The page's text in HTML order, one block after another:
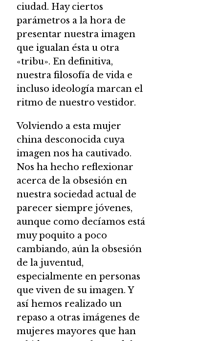
ciudad. Hay ciertos
parámetros a la hora de
presentar nuestra imagen
que igualan ésta u otra
«tribu». En definitiva,
nuestra filosofía de vida e
incluso ideología marcan el
ritmo de nuestro vestidor.
Volviendo a esta mujer
china desconocida cuya
imagen nos ha cautivado.
Nos ha hecho reflexionar
acerca de la obsesión en
nuestra sociedad actual de
parecer siempre jóvenes,
aunque como decíamos está
muy poquito a poco
cambiando, aún la obsesión
de la juventud,
especialmente en personas
que viven de su imagen. Y
así hemos realizado un
repaso a otras imágenes de
mujeres mayores que han